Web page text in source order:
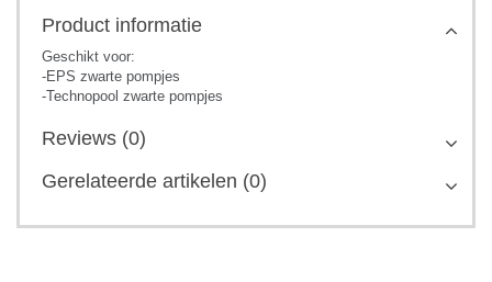
Product informatie
Geschikt voor:
-EPS zwarte pompjes
-Technopool zwarte pompjes
Reviews (0)
Gerelateerde artikelen (0)